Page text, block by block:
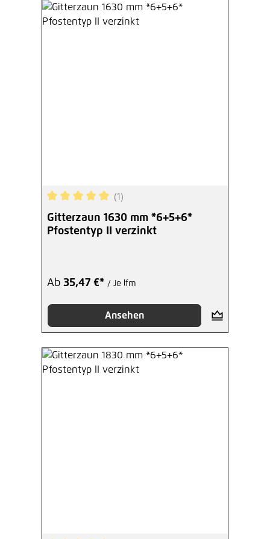
Durchschnittliche Bewertung von 5 von 5
(1)
Gitterzaun 1630 mm *6+5+6*
Pfostentyp II verzinkt
Ab 35,47 €* / Je lfm
Ansehen